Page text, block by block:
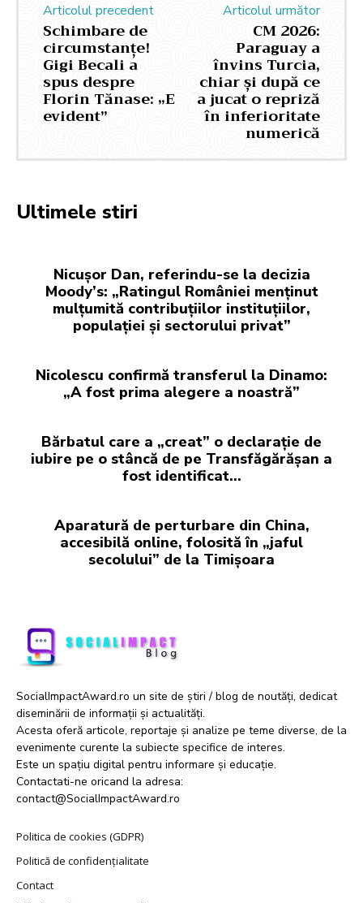
Articolul precedent
Schimbare de
circumstanțe!
Gigi Becali a
spus despre
Florin Tănase: „E
evident”
Articolul următor
CM 2026:
Paraguay a
învins Turcia,
chiar și după ce
a jucat o repriză
în inferioritate
numerică
Ultimele stiri
Nicușor Dan, referindu-se la decizia
Moody’s: „Ratingul României menținut
mulțumită contribuțiilor instituțiilor,
populației și sectorului privat”
Nicolescu confirmă transferul la Dinamo:
„A fost prima alegere a noastră”
Bărbatul care a „creat” o declarație de
iubire pe o stâncă de pe Transfăgărășan a
fost identificat…
Aparatură de perturbare din China,
accesibilă online, folosită în „jaful
secolului” de la Timișoara
SocialImpactAward.ro un site de știri / blog de noutăți, dedicat
diseminării de informații și actualități.
Acesta oferă articole, reportaje și analize pe teme diverse, de la
evenimente curente la subiecte specifice de interes.
Este un spațiu digital pentru informare și educație.
Contactati-ne oricand la adresa:
contact@SocialImpactAward.ro
Politica de cookies (GDPR)
Politică de confidențialitate
Contact